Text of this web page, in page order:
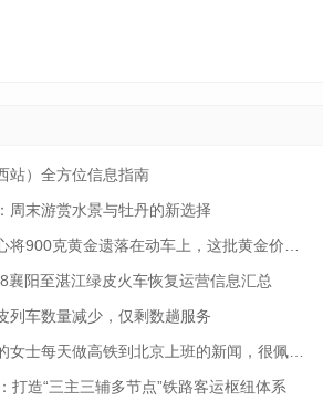
站）全方位信息指南
周末游赏水景与牡丹的新选择
将900克黄金遗落在动车上，这批黄金价值大
襄阳至湛江绿皮火车恢复运营信息汇总
列车数量减少，仅剩数趟服务
女士每天做高铁到北京上班的新闻，很佩服,
打造“三主三辅多节点”铁路客运枢纽体系